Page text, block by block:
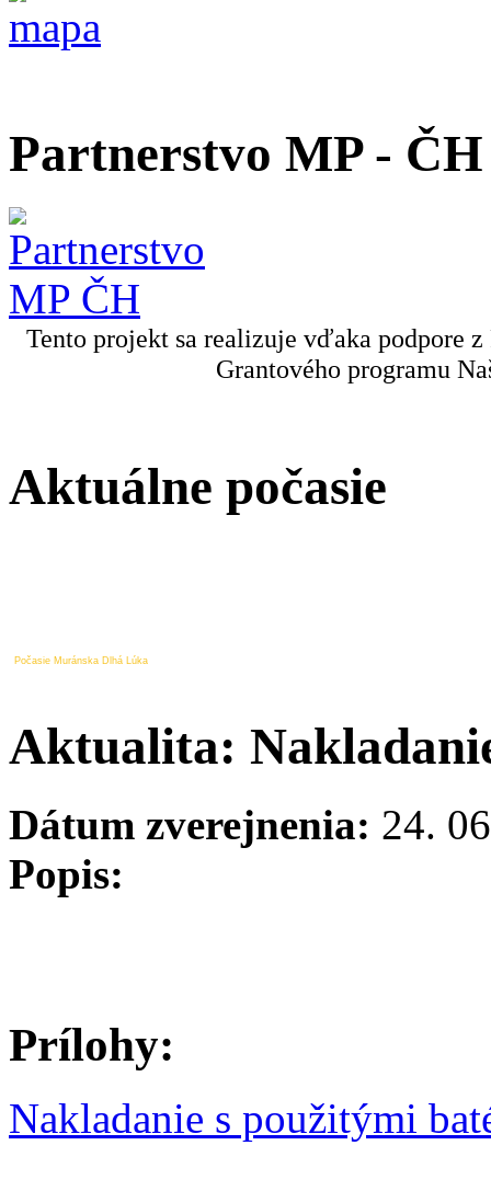
Partnerstvo MP - ČH
Tento projekt sa realizuje vďaka podpore
Grantového programu
Aktuálne počasie
Počasie Muránska Dlhá Lúka
Aktualita:
Dátum zverejnenia: 24.
Popis:
Prílohy:
Nakladanie s použitými